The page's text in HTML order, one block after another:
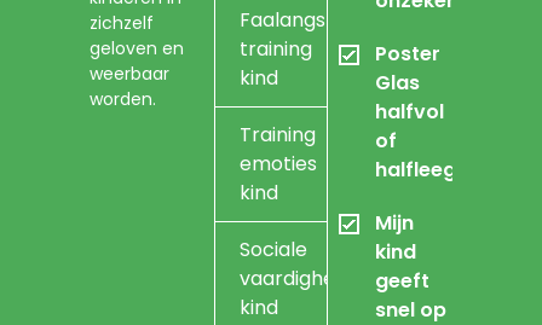
zichzelf
geloven en
weerbaar
worden.
Faalangst
training
kind
Training
emoties
kind
Sociale
vaardigheidstraining
kind
Poster
Glas
halfvol
of
halfleeg
Mijn
kind
geeft
snel op